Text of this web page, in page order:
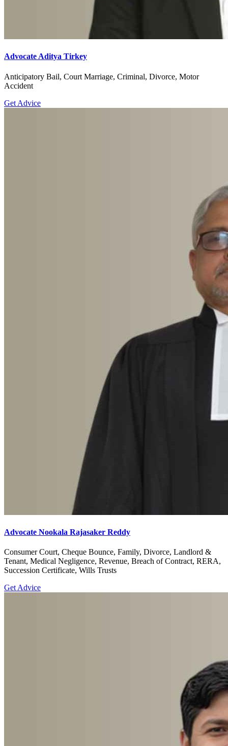
Advocate Aditya Tirkey
Anticipatory Bail, Court Marriage, Criminal, Divorce, Motor
Accident
Get Advice
Advocate Nookala Rajasaker Reddy
Consumer Court, Cheque Bounce, Family, Divorce, Landlord &
Tenant, Medical Negligence, Revenue, Breach of Contract, RERA,
Succession Certificate, Wills Trusts
Get Advice